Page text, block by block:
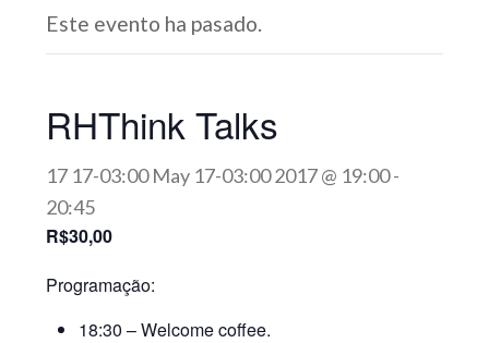
Este evento ha pasado.
RHThink Talks
17 17-03:00 May 17-03:00 2017 @ 19:00-
20:45
R$30,00
Programação:
18:30 – Welcome coffee.